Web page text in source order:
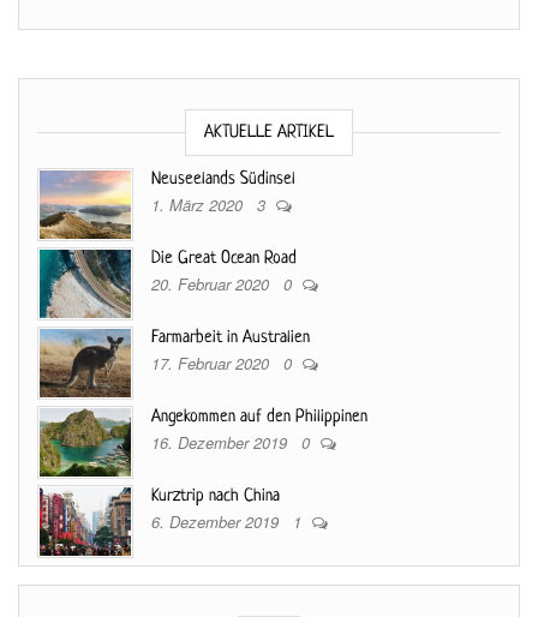
AKTUELLE ARTIKEL
Neuseelands Südinsel
1. März 2020 3
Die Great Ocean Road
20. Februar 2020 0
Farmarbeit in Australien
17. Februar 2020 0
Angekommen auf den Philippinen
16. Dezember 2019 0
Kurztrip nach China
6. Dezember 2019 1